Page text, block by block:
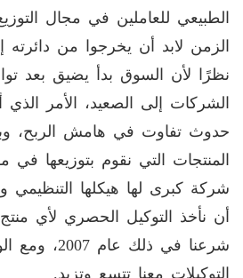
الطبيعي للعاملين في مجال
الزمن لابد أن يخرجوا من
نظرًا لأن السوق بدأ يضيق بعد
الشركات إلى الصعيد، الأمر
حدوث تفاوت في هامش الربح،
المنتجات التي نقوم بتوزيعها في
شركة كبرى لها هيكلها التنظيمي
أن نأخذ التوكيل الحصري لأي
شرعنا في ذلك
التوكيلات معنا تتسع وتزيد.